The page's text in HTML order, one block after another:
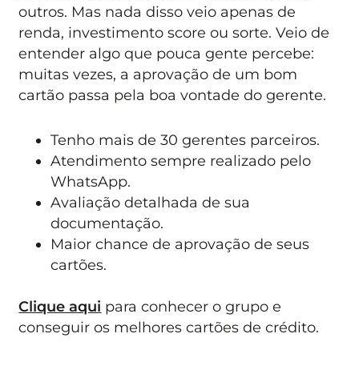
outros. Mas nada disso veio apenas de
renda, investimento score ou sorte. Veio de
entender algo que pouca gente percebe:
muitas vezes, a aprovação de um bom
cartão passa pela boa vontade do gerente.
Tenho mais de 30 gerentes parceiros.
Atendimento sempre realizado pelo
WhatsApp.
Avaliação detalhada de sua
documentação.
Maior chance de aprovação de seus
cartões.
Clique aqui para conhecer o grupo e
conseguir os melhores cartões de crédito.